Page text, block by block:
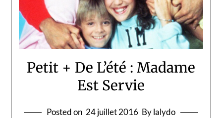
Petit + De L’été : Madame
Est Servie
Posted on 24 juillet 2016 By lalydo